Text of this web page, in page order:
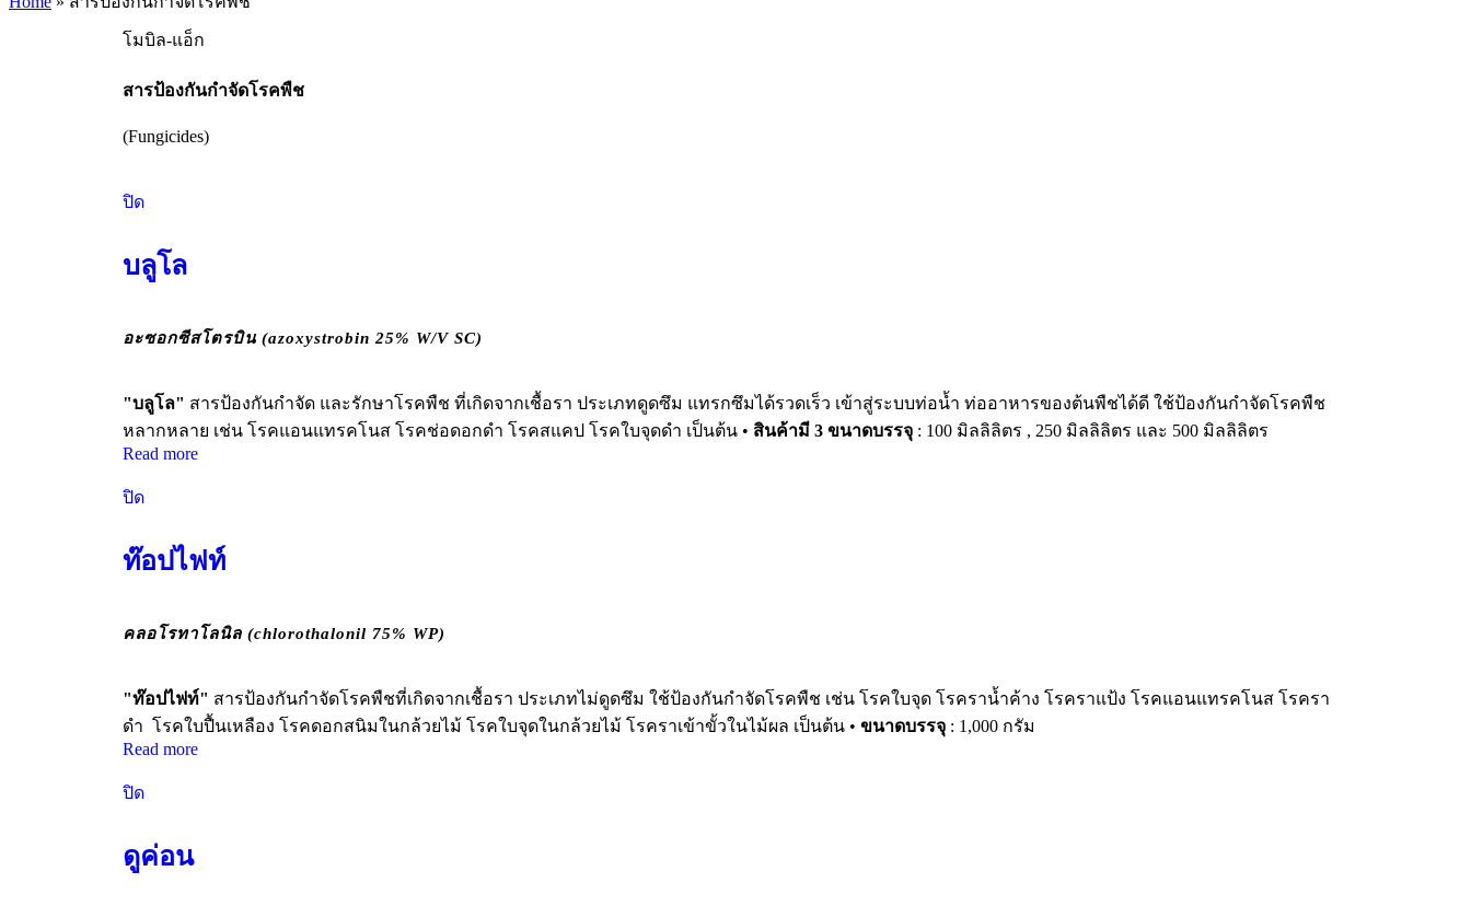
โมบิล-แอ็ก
สารป้องกันกำจัดโรคพืช
(Fungicides)
ปิด
บลูโล
อะซอกซีสโตรบิน (azoxystrobin 25% W/V SC)
"บลูโล" สารป้องกันกำจัด และรักษาโรคพืช ที่เกิดจากเชื้อรา ประเภทดูดซึม แทรกซึมได้รวดเร็ว เข้าสู่ระบบท่อน้ำ ท่ออาหารของต้นพืชได้ดี ใช้ป้องกันกำจัดโรคพืช
หลากหลาย เช่น โรคแอนแทรคโนส โรคช่อดอกดำ โรคสแคป โรคใบจุดดำ เป็นต้น • สินค้ามี 3 ขนาดบรรจุ : 100 มิลลิลิตร , 250 มิลลิลิตร และ 500 มิลลิลิตร
Read more
ปิด
ท๊อปไฟท์
คลอโรทาโลนิล (chlorothalonil 75% WP)
"ท๊อปไฟท์" สารป้องกันกำจัดโรคพืชที่เกิดจากเชื้อรา ประเภทไม่ดูดซึม ใช้ป้องกันกำจัดโรคพืช เช่น โรคใบจุด โรคราน้ำค้าง โรคราแป้ง โรคแอนแทรคโนส โรครา
ดำ โรคใบปื้นเหลือง โรคดอกสนิมในกล้วยไม้ โรคใบจุดในกล้วยไม้ โรคราเข้าขั้วในไม้ผล เป็นต้น • ขนาดบรรจุ : 1,000 กรัม
Read more
ปิด
ดูค่อน